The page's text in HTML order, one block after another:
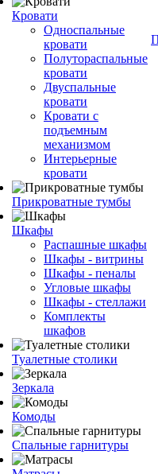
Кровати
Односпальные
кровати
Полутораспальные
кровати
Двуспальные
кровати
Кровати с
подъемным
механизмом
Интерьерные
кровати
Прикроватные тумбы
Шкафы
Распашные шкафы
Шкафы - витрины
Шкафы - пеналы
Угловые шкафы
Шкафы - стеллажи
Комплекты
шкафов
Туалетные столики
Зеркала
Комоды
Спальные гарнитуры